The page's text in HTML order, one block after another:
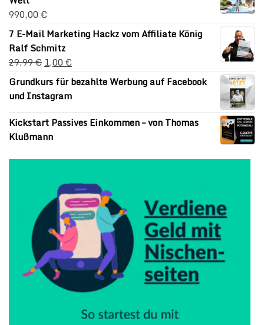
990,00 €
7 E-Mail Marketing Hackz vom Affiliate König
Ralf Schmitz
29,99€ 1,00 €
Grundkurs für bezahlte Werbung auf Facebook
und Instagram
Kickstart Passives Einkommen – von Thomas
Klußmann